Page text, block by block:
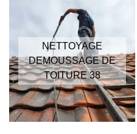
NETTOYAGE
DEMOUSSAGE DE
TOITURE 38